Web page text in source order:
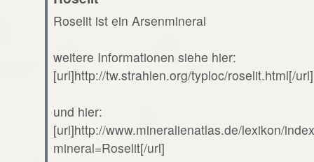
Roselit ist ein Arsenmineral
weitere Informationen siehe hier:
[url]http://tw.strahlen.org/typloc/roselit.html[/url]
und hier:
[url]http://www.mineralienatlas.de/lexikon/
mineral=Roselit[/url]